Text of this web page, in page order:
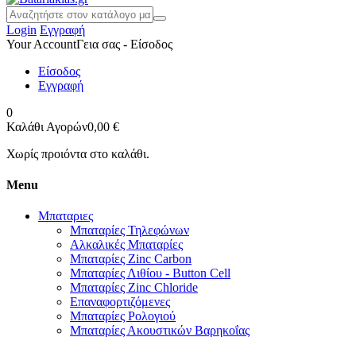
Login Εγγραφή
Your AccountΓεια σας - Είσοδος
Είσοδος
Εγγραφή
0
Καλάθι Αγορών0,00 €
Χωρίς προιόντα στο καλάθι.
Menu
Μπαταριες
Μπαταρίες Τηλεφώνων
Αλκαλικές Μπαταρίες
Μπαταρίες Zinc Carbon
Μπαταρίες Λιθίου - Button Cell
Μπαταρίες Zinc Chloride
Επαναφορτιζόμενες
Μπαταρίες Ρολογιού
Μπαταρίες Ακουστικών Βαρηκοΐας